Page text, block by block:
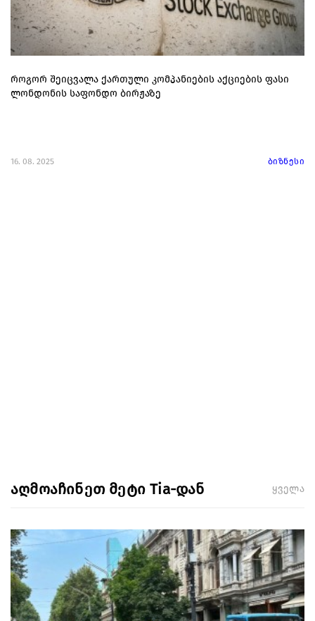
როგორ შეიცვალა ქართული კომპანიების აქციების ფასი
ლონდონის საფონდო ბირჟაზე
16. 08. 2025 ბიზნესი
აღმოაჩინეთ მეტი Tia-დან ყველა